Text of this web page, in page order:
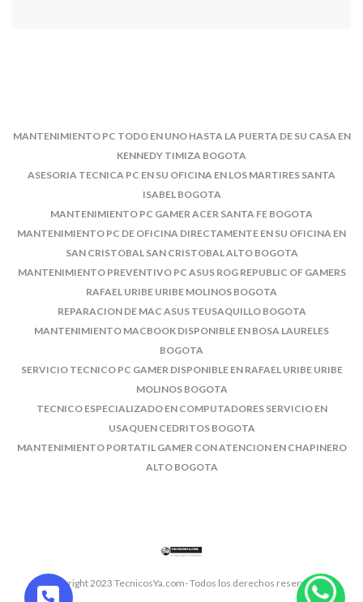
MANTENIMIENTO PC TODO EN UNO HASTA LA PUERTA DE SU CASA EN
KENNEDY TIMIZA BOGOTA
ASESORIA TECNICA PC EN SU OFICINA EN LOS MARTIRES SANTA
ISABEL BOGOTA
MANTENIMIENTO PC GAMER ACER SANTA FE BOGOTA
MANTENIMIENTO PC DE OFICINA DIRECTAMENTE EN SU OFICINA EN
SAN CRISTOBAL SAN CRISTOBAL ALTO BOGOTA
MANTENIMIENTO PREVENTIVO PC ASUS ROG REPUBLIC OF GAMERS
RAFAEL URIBE URIBE MOLINOS BOGOTA
REPARACION DE MAC ASUS TEUSAQUILLO BOGOTA
MANTENIMIENTO MACBOOK DISPONIBLE EN BOSA LAURELES
BOGOTA
SERVICIO TECNICO PC GAMER DISPONIBLE EN RAFAEL URIBE URIBE
MOLINOS BOGOTA
TECNICO ESPECIALIZADO EN COMPUTADORES SERVICIO EN
USAQUEN CEDRITOS BOGOTA
MANTENIMIENTO PORTATIL GAMER CON ATENCION EN CHAPINERO
ALTO BOGOTA
© Copyright 2023 TecnicosYa.com- Todos los derechos reservados